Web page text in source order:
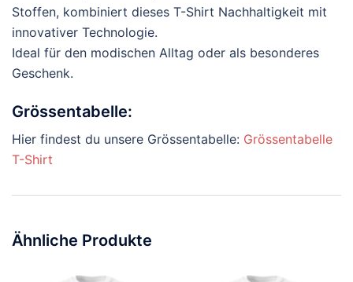
Stoffen, kombiniert dieses T-Shirt Nachhaltigkeit mit
innovativer Technologie.
Ideal für den modischen Alltag oder als besonderes
Geschenk.
Grössentabelle:
Hier findest du unsere Grössentabelle: Grössentabelle
T-Shirt
Ähnliche Produkte